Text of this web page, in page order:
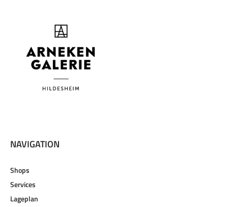
NAVIGATION
Shops
Services
Lageplan